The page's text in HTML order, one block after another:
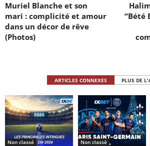
Muriel Blanche et son
mari : complicité et amour
dans un décor de rêve
(Photos)
“Bété
ARTICLES CONNEXES PLUS DE
Non classé Non classé